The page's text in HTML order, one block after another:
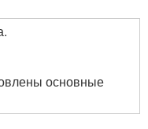
основные